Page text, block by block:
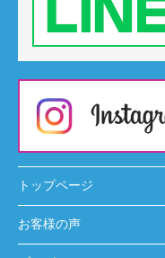
トップページ
お客様の声